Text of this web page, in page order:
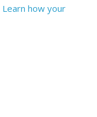
Learn how your